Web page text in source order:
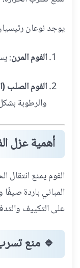
يوجد نوعان
الفوم المرن:
الفوم الصلب
والرطوبة
أهمية عزل
الفوم يمنع انتقال
المباني باردة صيفًا
على التكييف
🔹 منع